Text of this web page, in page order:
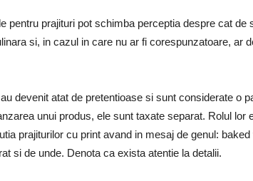
pentru prajituri pot schimba perceptia despre cat de
si, in cazul in care nu ar fi corespunzatoare, ar
devenit atat de pretentioase si sunt considerate o
unui produs, ele sunt taxate separat. Rolul lor
prajiturilor cu print avand in mesaj de genul:
si de unde. Denota ca exista atentie la detalii.